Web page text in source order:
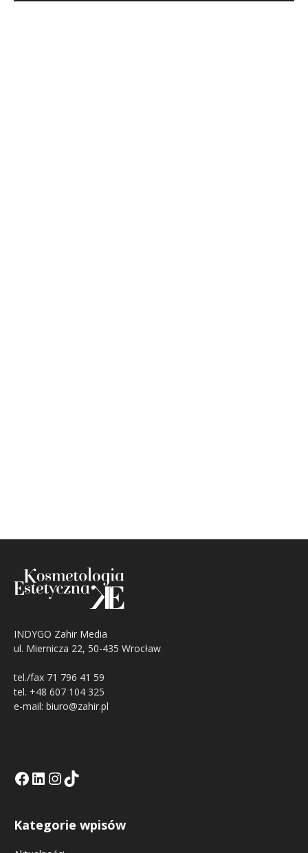
INDYGO Zahir Media
ul. Miernicza 22, 50-435 Wrocław
tel./fax 71 796 41 59
tel. +48 607 104 325
e-mail: biuro@zahir.pl
Facebook
LinkedIn
Tik Tok KEInstagramm KE
Kategorie wpisów